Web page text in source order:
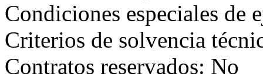
Condiciones especiales de
Criterios de solvencia
Contratos reservados: No